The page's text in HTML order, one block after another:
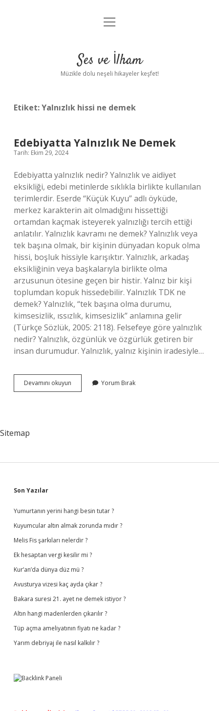
Anasayfa
Yasal Uyarı
menüyü
Ses ve İlham
Müzikle dolu neşeli hikayeler keşfet!
Etiket:Yalnızlık hissi ne demek
Edebiyatta Yalnızlık Ne Demek
Tarih: Ekim 29, 2024
Edebiyatta yalnızlık nedir? Yalnızlık ve aidiyet
eksikliği, edebi metinlerde sıklıkla birlikte kullanılan
terimlerdir. Eserde “Küçük Kuyu” adlı öyküde,
merkez karakterin ait olmadığını hissettiği
ortamdan kaçmak isteyerek yalnızlığı tercih ettiği
anlatılır. Yalnızlık kavramı ne demek? Yalnızlık veya
tek başına olmak, bir kişinin dünyadan kopuk olma
hissi, boşluk hissiyle karışıktır. Yalnızlık, arkadaş
eksikliğinin veya başkalarıyla birlikte olma
arzusunun ötesine geçen bir histir. Yalnız bir kişi
toplumdan kopuk hissedebilir. Yalnızlık TDK ne
demek? Yalnızlık, “tek başına olma durumu,
kimsesizlik, ıssızlık, kimsesizlik” anlamına gelir
(Türkçe Sözlük, 2005: 2118). Felsefeye göre yalnızlık
nedir? Yalnızlık, özgünlük ve özgürlük getiren bir
insan durumudur. Yalnızlık, yalnız kişinin iradesiyle…
Devamını okuyun Edebiyatta
Yalnızlık
Yorum Bırak
Sitemap
Sidebar
Son Yazılar
Yumurtanın yerini hangi besin tutar ?
Kuyumcular altın almak zorunda mıdır ?
Melis Fis şarkıları nelerdir ?
Ek hesaptan vergi kesilir mi ?
Kur’an’da dünya düz mü ?
Avusturya vizesi kaç ayda çıkar ?
Bakara suresi 21. ayet ne demek istiyor ?
Altın hangi madenlerden çıkarılır ?
Tüp açma ameliyatının fiyatı ne kadar ?
Yarım debriyaj ile nasıl kalkılır ?